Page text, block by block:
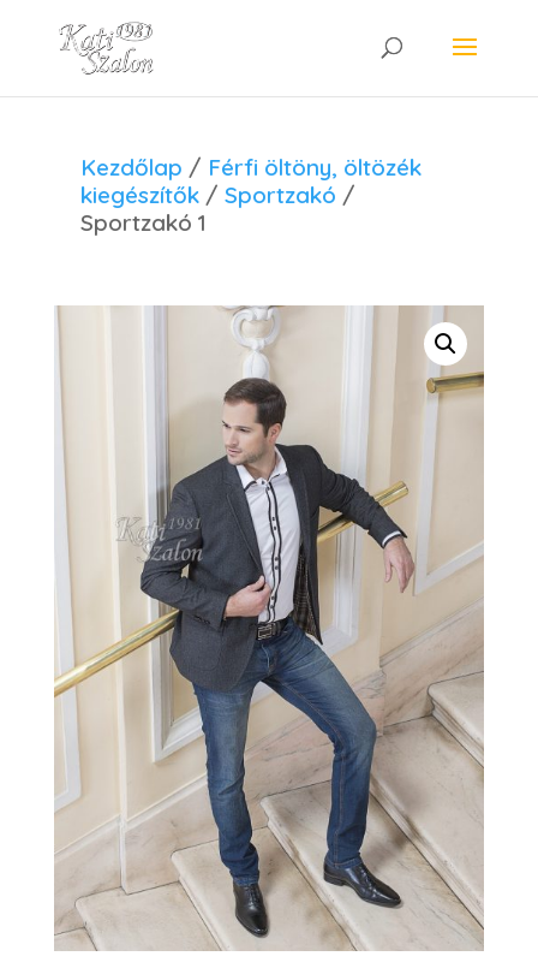
Kezdőlap / Férfi öltöny, öltözék
kiegészítők /Sportzakó /
Sportzakó 1